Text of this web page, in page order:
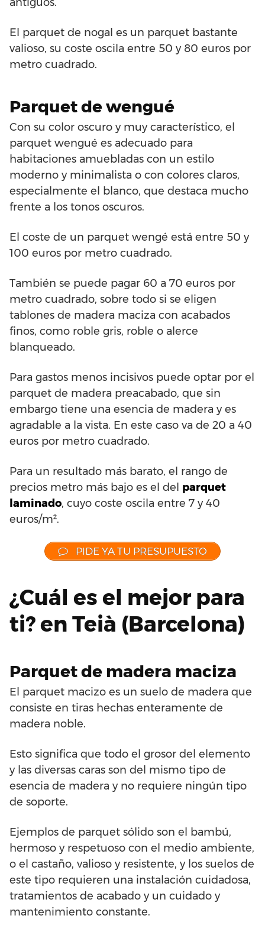
El parquet de nogal es un parquet bastante
valioso, su coste oscila entre 50 y 80 euros por
metro cuadrado.
Parquet de wengué
Con su color oscuro y muy característico, el
parquet wengué es adecuado para
habitaciones amuebladas con un estilo
moderno y minimalista o con colores claros,
especialmente el blanco, que destaca mucho
frente a los tonos oscuros.
El coste de un parquet wengé está entre 50 y
100 euros por metro cuadrado.
También se puede pagar 60 a 70 euros por
metro cuadrado, sobre todo si se eligen
tablones de madera maciza con acabados
finos, como roble gris, roble o alerce
blanqueado.
Para gastos menos incisivos puede optar por el
parquet de madera preacabado, que sin
embargo tiene una esencia de madera y es
agradable a la vista. En este caso va de 20 a 40
euros por metro cuadrado.
Para un resultado más barato, el rango de
precios metro más bajo es el del parquet
laminado, cuyo coste oscila entre 7 y 40
euros/m².
PIDE YA TU PRESUPUESTO
¿Cuál es el mejor para
ti? en Teià (Barcelona)
Parquet de madera maciza
El parquet macizo es un suelo de madera que
consiste en tiras hechas enteramente de
madera noble.
Esto significa que todo el grosor del elemento
y las diversas caras son del mismo tipo de
esencia de madera y no requiere ningún tipo
de soporte.
Ejemplos de parquet sólido son el bambú,
hermoso y respetuoso con el medio ambiente,
o el castaño, valioso y resistente, y los suelos de
este tipo requieren una instalación cuidadosa,
tratamientos de acabado y un cuidado y
mantenimiento constante.